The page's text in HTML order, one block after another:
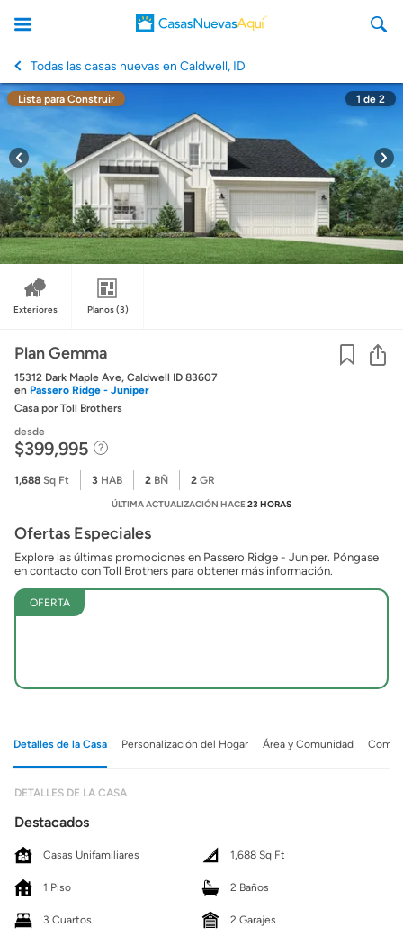
CasasNuevasAqui
Todas las casas nuevas en Caldwell, ID
Lista para Construir 1 de 2
Exteriores Planos(3)
Plan Gemma
15312 Dark Maple Ave, Caldwell ID 83607
en Passero Ridge - Juniper
Casa por Toll Brothers
desde
$399,995
1,688 Sq Ft 3 HAB 2 BÑ 2 GR
ÚLTIMA ACTUALIZACIÓN HACE23 HORAS
Ofertas Especiales
Explore las últimas promociones en Passero Ridge - Juniper. Póngase
en contacto con Toll Brothers para obtener más información.
OFERTA
Detalles de la Casa Personalización del Hogar Área y Comunidad
DETALLES DE LA CASA
Destacados
Casas Unifamiliares 1,688 Sq Ft
1 Piso 2 Baños
3 Cuartos 2 Garajes